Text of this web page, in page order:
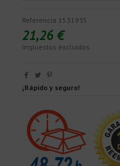
Referencia 1531935
21,26 €
Impuestos excluidos
¡Rápido y seguro!